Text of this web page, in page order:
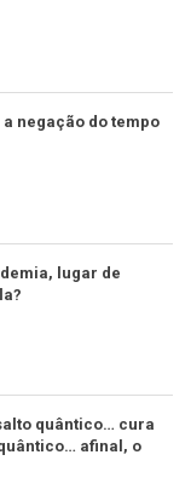
negação do tempo
lugar de
quântico… cura
afinal, o